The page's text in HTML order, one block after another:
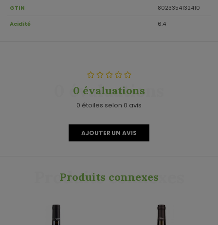
GTIN 8023354132410
Acidité 6.4
0 évaluations
0 évaluations
0 étoiles selon 0 avis
AJOUTER UN AVIS
Produits connexes
Produits connexes